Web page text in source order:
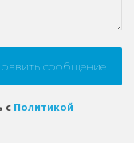
с Политикой